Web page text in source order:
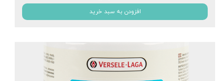
افزودن به سبد خرید